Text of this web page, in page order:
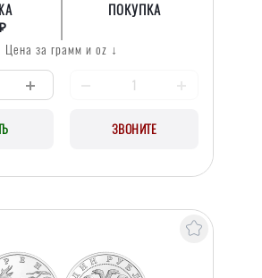
ПОКУПКА
Цена за грамм и oz ↓
ЗВОНИТЕ